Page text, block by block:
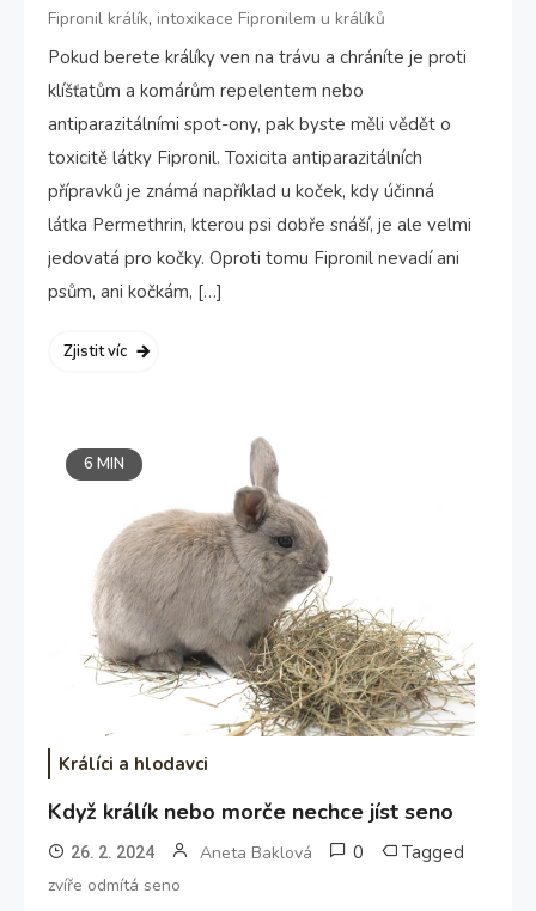
Fipronil králík, intoxikace Fipronilem u králíků
Pokud berete králíky ven na trávu a chráníte je proti
klíšťatům a komárům repelentem nebo
antiparazitálními spot-ony, pak byste měli vědět o
toxicitě látky Fipronil. Toxicita antiparazitálních
přípravků je známá například u koček, kdy účinná
látka Permethrin, kterou psi dobře snáší, je ale velmi
jedovatá pro kočky. Oproti tomu Fipronil nevadí ani
psům, ani kočkám, […]
Zjistit víc
6 MIN
Králíci a hlodavci
Když králík nebo morče nechce jíst seno
26. 2. 2024 Aneta Baklová 0 Tagged
zvíře odmítá seno